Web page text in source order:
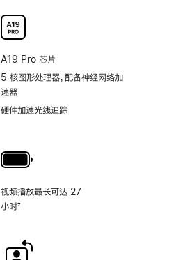
A19 Pro 芯片
5 核图形处理器，配备神经网络加
速器
硬件加速光线追踪
视频播放最长可达 27
小时7